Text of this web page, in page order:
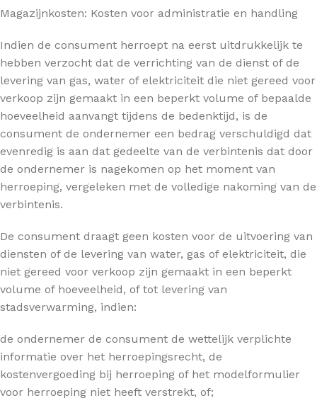
Magazijnkosten: Kosten voor administratie en handling
Indien de consument herroept na eerst uitdrukkelijk te
hebben verzocht dat de verrichting van de dienst of de
levering van gas, water of elektriciteit die niet gereed voor
verkoop zijn gemaakt in een beperkt volume of bepaalde
hoeveelheid aanvangt tijdens de bedenktijd, is de
consument de ondernemer een bedrag verschuldigd dat
evenredig is aan dat gedeelte van de verbintenis dat door
de ondernemer is nagekomen op het moment van
herroeping, vergeleken met de volledige nakoming van de
verbintenis.
De consument draagt geen kosten voor de uitvoering van
diensten of de levering van water, gas of elektriciteit, die
niet gereed voor verkoop zijn gemaakt in een beperkt
volume of hoeveelheid, of tot levering van
stadsverwarming, indien:
de ondernemer de consument de wettelijk verplichte
informatie over het herroepingsrecht, de
kostenvergoeding bij herroeping of het modelformulier
voor herroeping niet heeft verstrekt, of;